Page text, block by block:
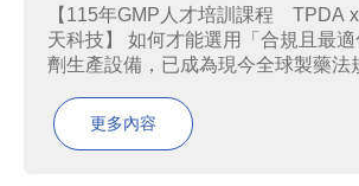
【115年GMP人才培訓課程 TPDA
天科技】 如何才能選用「合規且最
劑生產設備，已成為現今全球製藥法
劑的製程在各式製程中尤為嚴格，從
設計到容器密封完整性，都必須依產
更多內容